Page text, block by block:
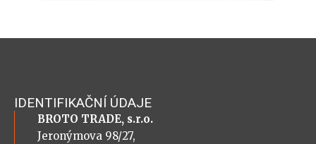
IDENTIFIKAČNÍ ÚDAJE
BROTO TRADE, s.r.o.
Jeronýmova 98/27,